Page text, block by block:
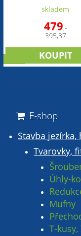
skladem
479,-
395,87
E-shop
Stavba
Tvarovky,
Úhly-
Mufny
T-kusy,